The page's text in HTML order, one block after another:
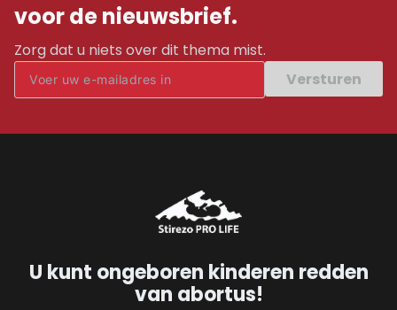
voor de nieuwsbrief.
Zorg dat u niets over dit thema mist.
Versturen
U kunt ongeboren kinderen redden
van abortus!